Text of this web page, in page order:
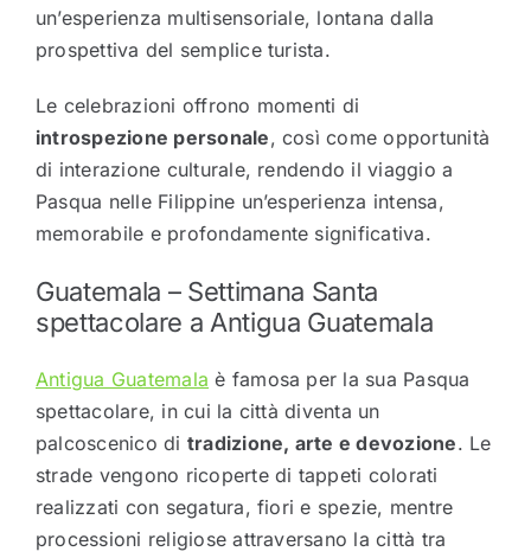
un’esperienza multisensoriale, lontana dalla
prospettiva del semplice turista.
Le celebrazioni offrono momenti di
introspezione personale, così come opportunità
di interazione culturale, rendendo il viaggio a
Pasqua nelle Filippine un’esperienza intensa,
memorabile e profondamente significativa.
Guatemala – Settimana Santa
spettacolare aAntigua Guatemala
Antigua Guatemala è famosa per la sua Pasqua
spettacolare, in cui la città diventa un
palcoscenico di tradizione, arte e devozione. Le
strade vengono ricoperte di tappeti colorati
realizzati con segatura, fiori e spezie, mentre
processioni religiose attraversano la città tra